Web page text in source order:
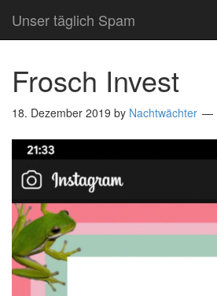
Unser täglich Spam
Frosch Invest
18. Dezember 2019 by Nachtwächter